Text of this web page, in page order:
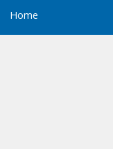
Home